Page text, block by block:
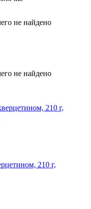
не найдено
не найдено
210 г,